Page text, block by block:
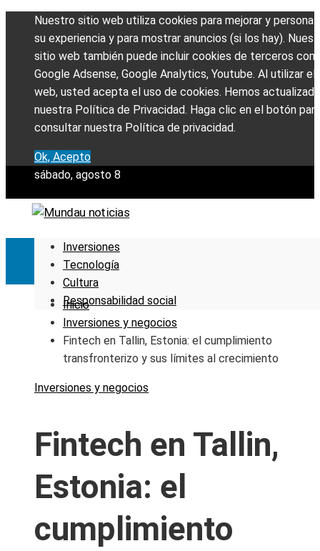
Nuestro sitio web utiliza cookies para mejorar y
su experiencia y para mostrar anuncios (si los hay).
sitio web también puede incluir cookies de terceros
Google Adsense, Google Analytics, Youtube. Al utilizar el
web, usted acepta el uso de cookies. Hemos actualizado
nuestra Política de Privacidad. Haga clic en el botón para
consultar nuestra Política de privacidad.
Ok, Acepto
sábado, agosto 8
Inversiones
Tecnología
Cultura
Responsabilidad social
Inicio
Inversiones y negocios
Fintech en Tallin, Estonia: el cumplimiento
transfronterizo y sus límites al crecimiento
Inversiones y negocios
Fintech en Tallin,
Estonia: el
cumplimiento